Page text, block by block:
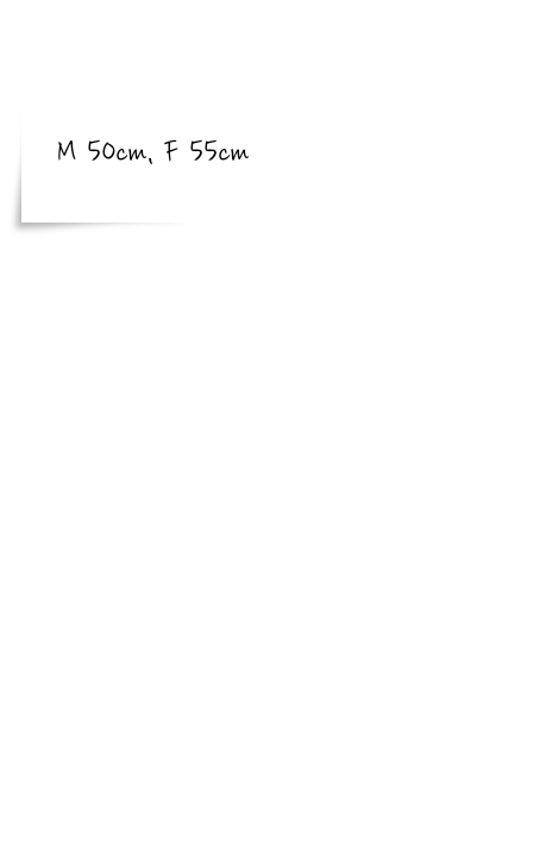
M 50cm, F 55cm